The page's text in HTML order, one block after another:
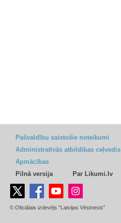
Pašvaldību saistošie noteikumi
Administratīvās atbildības ceļvedis
Apmācības
Pilnā versija
Par Likumi.lv
© Oficiālais izdevējs "Latvijas Vēstnesis"